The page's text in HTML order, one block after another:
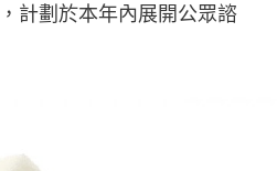
計劃於本年內展開公眾諮